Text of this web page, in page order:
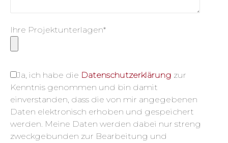
Ihre Projektunterlagen*
Ja, ich habe die Datenschutzerklärung zur
Kenntnis genommen und bin damit
einverstanden, dass die von mir angegebenen
Daten elektronisch erhoben und gespeichert
werden. Meine Daten werden dabei nur streng
zweckgebunden zur Bearbeitung und